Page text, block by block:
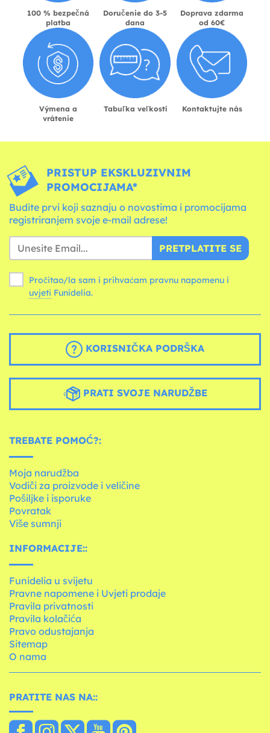
100 % bezpečná
platba
Doručenie do 3-5
dana
Doprava zdarma
od 60€
Výmena a
vrátenie
Tabuľka veľkostí Kontaktujte nás
PRISTUP EKSKLUZIVNIM
PROMOCIJAMA*
Budite prvi koji saznaju o novostima i promocijama
registriranjem svoje e-mail adrese!
PRETPLATITE SE
Pročitao/la sam i prihvaćam pravnu napomenu i
uvjeti Funidelia.
KORISNIČKA PODRŠKA
PRATI SVOJE NARUDŽBE
TREBATE POMOĆ?:
Moja narudžba
Vodiči za proizvode i veličine
Pošiljke i isporuke
Povratak
Više sumnji
INFORMACIJE::
Funidelia u svijetu
Pravne napomene i Uvjeti prodaje
Pravila privatnosti
Pravila kolačića
Pravo odustajanja
Sitemap
O nama
PRATITE NAS NA::